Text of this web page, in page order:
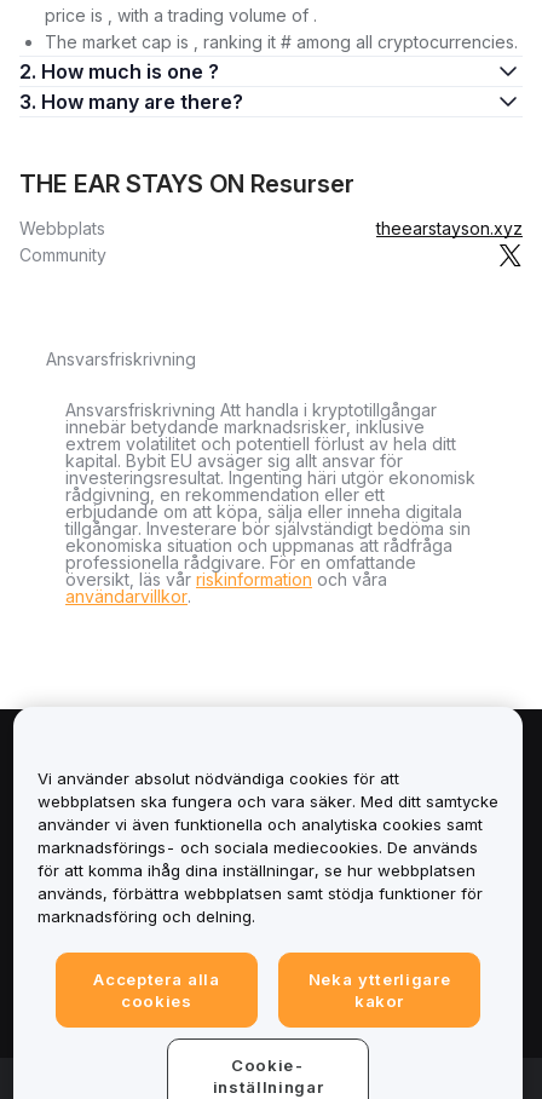
price is , with a trading volume of .
The market cap is , ranking it # among all cryptocurrencies.
2. How much is one ?
3. How many are there?
THE EAR STAYS ON Resurser
Webbplats
theearstayson.xyz
Community
Ansvarsfriskrivning
Ansvarsfriskrivning Att handla i kryptotillgångar
innebär betydande marknadsrisker, inklusive
extrem volatilitet och potentiell förlust av hela ditt
kapital. Bybit EU avsäger sig allt ansvar för
investeringsresultat. Ingenting häri utgör ekonomisk
rådgivning, en rekommendation eller ett
erbjudande om att köpa, sälja eller inneha digitala
tillgångar. Investerare bör självständigt bedöma sin
ekonomiska situation och uppmanas att rådfråga
professionella rådgivare. För en omfattande
översikt, läs vår riskinformation och våra
användarvillkor.
Tjänster
Support
Juridiskt
© 2025-2026 Bybit.eu. All rights reserved.
Vi använder absolut nödvändiga cookies för att
webbplatsen ska fungera och vara säker. Med ditt samtycke
använder vi även funktionella och analytiska cookies samt
marknadsförings- och sociala mediecookies. De används
för att komma ihåg dina inställningar, se hur webbplatsen
används, förbättra webbplatsen samt stödja funktioner för
marknadsföring och delning.
Acceptera alla
cookies
Neka ytterligare
kakor
Cookie-
inställningar